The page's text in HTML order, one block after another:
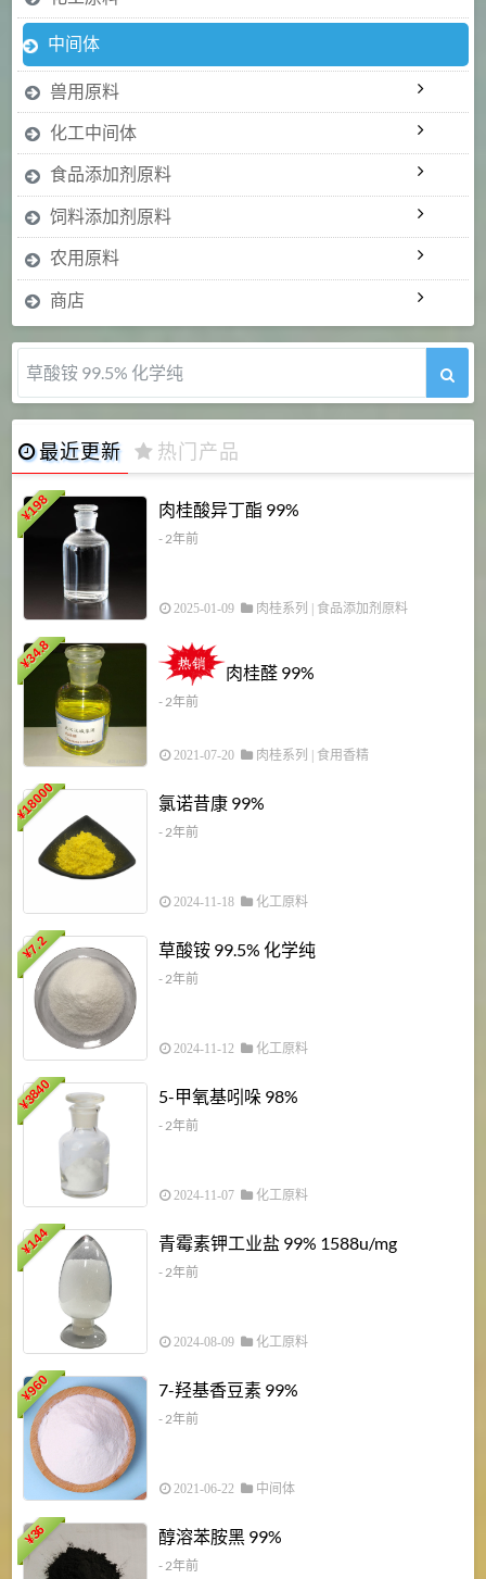
中间体
兽用原料
化工中间体
食品添加剂原料
饲料添加剂原料
农用原料
商店
草酸铵 99.5% 化学纯
最近更新 热门产品
¥
198 肉桂酸异丁酯 99%
- 2年前
2025-01-09 肉桂系列 食品添加剂原料
¥
34.8
肉桂醛 99%
- 2年前
2021-07-20 肉桂系列 食用香精
¥
18000 氯诺昔康 99%
- 2年前
2024-11-18 化工原料
¥
7.2 草酸铵 99.5% 化学纯
- 2年前
2024-11-12 化工原料
¥
3840 5-甲氧基吲哚 98%
- 2年前
2024-11-07 化工原料
¥
144 青霉素钾工业盐 99% 1588u/mg
- 2年前
2024-08-09 化工原料
¥
960 7-羟基香豆素 99%
- 2年前
2021-06-22 中间体
¥
36 醇溶苯胺黑 99%
- 2年前